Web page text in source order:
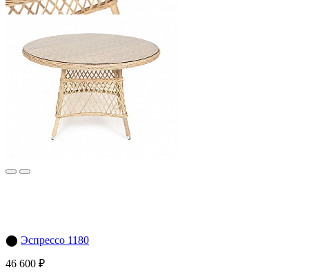
⬤ Эспрессо 1180
46 600 ₽